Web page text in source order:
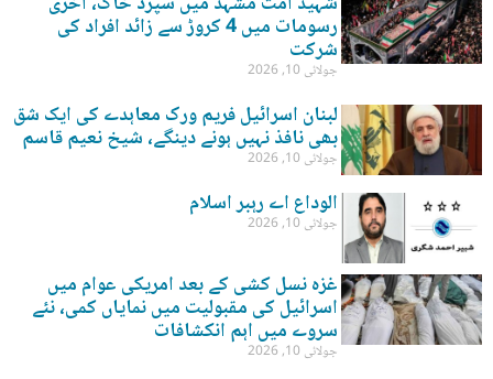
رسومات میں 4 کروڑ سے زائد افراد کی
شرکت
جولائی 10, 2026
لبنان اسرائیل فریم ورک معاہدے کی ایک شق
بھی نافذ نہیں ہونے دینگے، شیخ نعیم قاسم
جولائی 10, 2026
الوداع اے رہبر اسلام
جولائی 10, 2026
غزہ نسل کشی کے بعد امریکی عوام میں
اسرائیل کی مقبولیت میں نمایاں کمی، نئے
سروے میں اہم انکشافات
جولائی 10, 2026